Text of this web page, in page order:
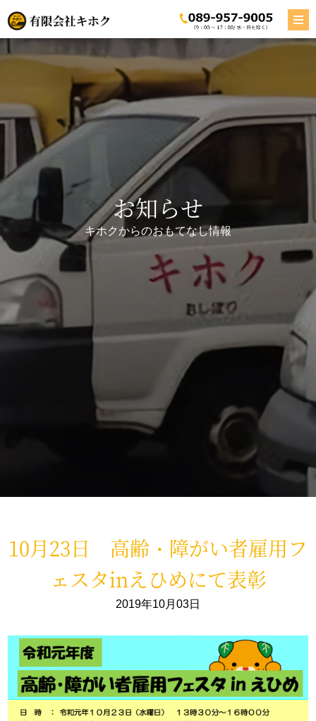
お知らせ
キホクからのおもてなし情報
10月23日 高齢・障がい者雇用フ
ェスタinえひめにて表彰
2019年10月03日